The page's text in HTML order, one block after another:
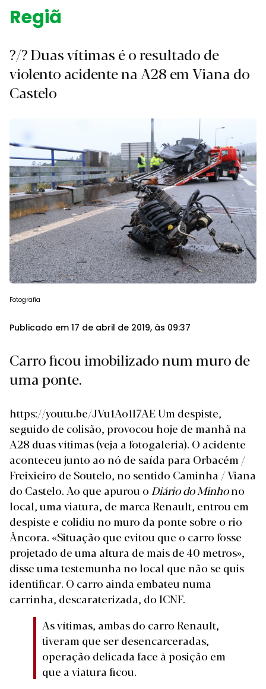
Região.
?/? Duas vítimas é o resultado de
violento acidente na A28 em Viana do
Castelo
Fotografia
Publicado em 17 de abril de 2019, às 09:37
Carro ficou imobilizado num muro de
uma ponte.
https://youtu.be/JVu1Ao1l7AE Um despiste,
seguido de colisão, provocou hoje de manhã na
A28 duas vítimas (veja a fotogaleria). O acidente
aconteceu junto ao nó de saída para Orbacém /
Freixieiro de Soutelo, no sentido Caminha / Viana
do Castelo. Ao que apurou oDiário do Minhono
local, uma viatura, de marca Renault, entrou em
despiste e colidiu no muro da ponte sobre o rio
Âncora. «Situação que evitou que o carro fosse
projetado de uma altura de mais de 40 metros»,
disse uma testemunha no local que não se quis
identificar. O carro ainda embateu numa
carrinha, descaraterizada, do ICNF.
As vítimas, ambas do carro Renault,
tiveram que ser desencarceradas,
operação delicada face à posição em
que a viatura ficou.